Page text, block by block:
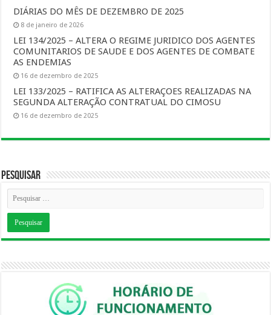
DIÁRIAS DO MÊS DE DEZEMBRO DE 2025
8 de janeiro de 2026
LEI 134/2025 – ALTERA O REGIME JURIDICO DOS AGENTES
COMUNITARIOS DE SAUDE E DOS AGENTES DE COMBATE
AS ENDEMIAS
16 de dezembro de 2025
LEI 133/2025 – RATIFICA AS ALTERAÇOES REALIZADAS NA
SEGUNDA ALTERAÇÃO CONTRATUAL DO CIMOSU
16 de dezembro de 2025
Pesquisar